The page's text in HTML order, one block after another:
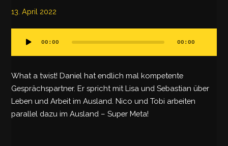
13. April 2022
Player
00:00 00:00
What a twist! Daniel hat endlich mal kompetente
Gesprächspartner. Er spricht mit Lisa und Sebastian über
Leben und Arbeit im Ausland. Nico und Tobi arbeiten
parallel dazu im Ausland – Super Meta!